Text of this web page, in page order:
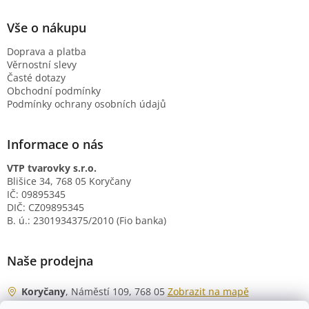
Vše o nákupu
Doprava a platba
Věrnostní slevy
Časté dotazy
Obchodní podmínky
Podmínky ochrany osobních údajů
Informace o nás
VTP tvarovky s.r.o.
Blišice 34, 768 05 Koryčany
IČ: 09895345
DIČ: CZ09895345
B. ú.: 2301934375/2010 (Fio banka)
Naše prodejna
Koryčany, Náměstí 109, 768 05 Zobrazit na mapě